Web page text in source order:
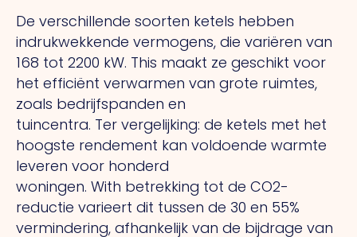
De verschillende soorten ketels hebben
indrukwekkende vermogens, die variëren van
168 tot 2200 kW. This maakt ze geschikt voor
het efficiënt verwarmen van grote ruimtes,
zoals bedrijfspanden en
tuincentra. Ter vergelijking: de ketels met het
hoogste rendement kan voldoende warmte
leveren voor honderd
woningen. With betrekking tot de CO2-
reductie varieert dit tussen de 30 en 55%
vermindering, afhankelijk van de bijdrage van